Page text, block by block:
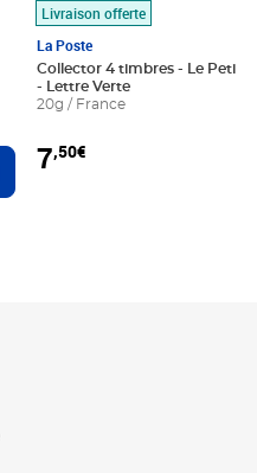
au panier
Livraison offerte
La Poste
Collector 4 timbres - Le Petit
- Lettre Verte
20g / France
7,50€